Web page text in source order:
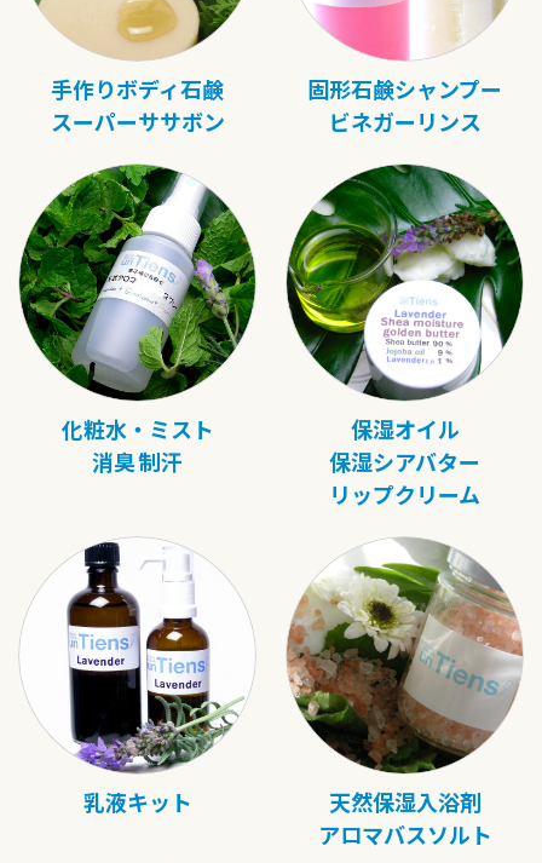
手作りボディ石鹸
スーパーササボン
固形石鹸シャンプー
ビネガーリンス
化粧水・ミスト
消臭 制汗
保湿オイル
保湿シアバター
リップクリーム
乳液キット
天然保湿入浴剤
アロマバスソルト